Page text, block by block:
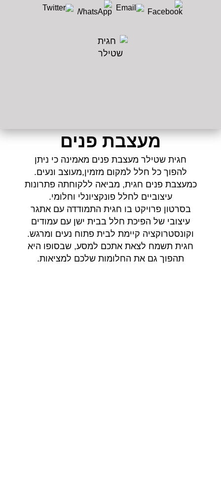
מעצבת פנים
חגית שטילר מעצבת פנים מאמינה כי ניתן
להפוך כל חלל למקום מזמין,מעוצב ונעים.
כמעצבת פנים חגית, מביאה ללקוחתה פתרונות
עיצוביים לחלל פונקציונלי וחלומי.
בסרטון פרויקט בו חגית התמודדה עם אתגר
עיצובי של הפיכת חלל בבית ישן עם עמודים
וקונסטרוקציה קיימת לבית פתוח נעים ומרגש.
חגית תשמח לצאת אתכם למסע, שבסופו היא
תהפוך גם את החלומות שלכם למציאות.